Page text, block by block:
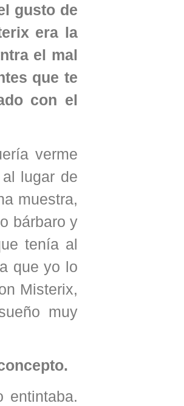
gusto de
era la
el mal
que te
con el
verme
lugar de
muestra,
bárbaro y
tenía al
que yo lo
Misterix,
muy
entintaba.